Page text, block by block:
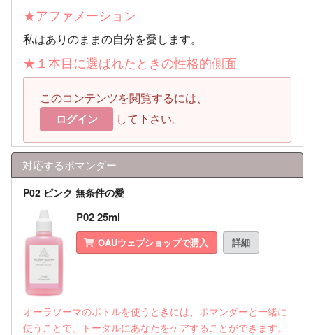
★アファメーション
私はありのままの自分を愛します。
★１本目に選ばれたときの性格的側面
このコンテンツを閲覧するには、
ログイン して下さい。
対応するポマンダー
P02 ピンク 無条件の愛
P02 25ml
OAUウェブショップで購入 詳細
オーラソーマのボトルを使うときには、ポマンダーと一緒に
使うことで、トータルにあなたをケアすることができます。